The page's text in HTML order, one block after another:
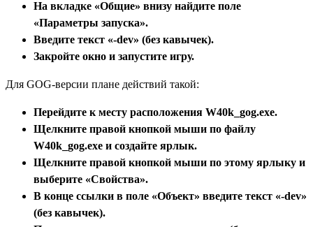
На вкладке «Общие» внизу найдите поле
«Параметры запуска».
Введите текст «-dev» (без кавычек).
Закройте окно и запустите игру.
Для GOG-версии плане действий такой:
Перейдите к месту расположения W40k_gog.exe.
Щелкните правой кнопкой мыши по файлу
W40k_gog.exe и создайте ярлык.
Щелкните правой кнопкой мыши по этому ярлыку и
выберите «Свойства».
В конце ссылки в поле «Объект» введите текст «-dev»
(без кавычек).